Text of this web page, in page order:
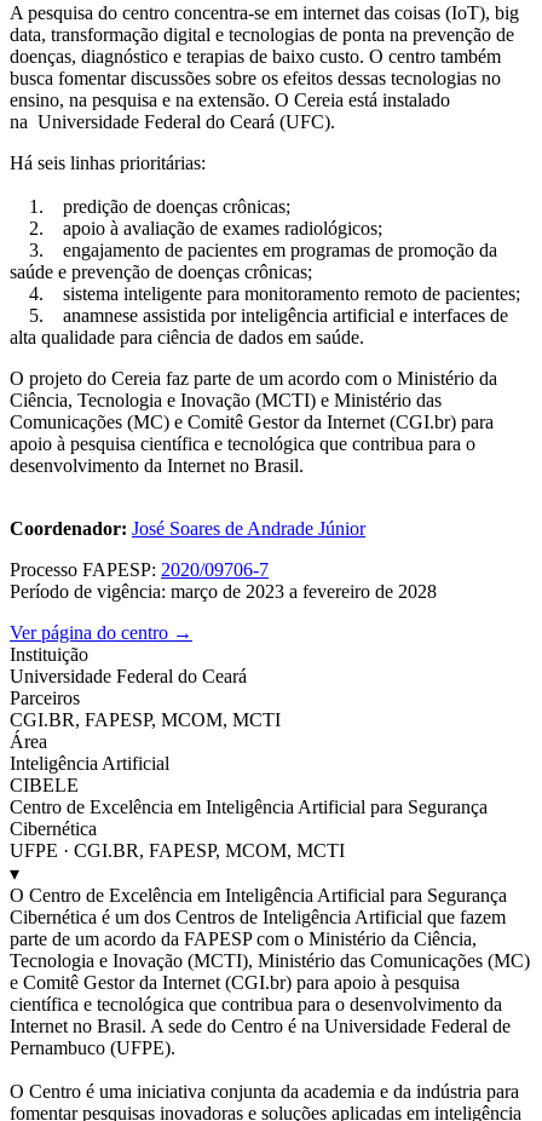
A pesquisa do centro concentra-se em internet das coisas (IoT), big
data, transformação digital e tecnologias de ponta na prevenção de
doenças, diagnóstico e terapias de baixo custo. O centro também
busca fomentar discussões sobre os efeitos dessas tecnologias no
ensino, na pesquisa e na extensão. O Cereia está instalado
na Universidade Federal do Ceará (UFC).
Há seis linhas prioritárias:
1. predição de doenças crônicas;
2. apoio à avaliação de exames radiológicos;
3. engajamento de pacientes em programas de promoção da
saúde e prevenção de doenças crônicas;
4. sistema inteligente para monitoramento remoto de pacientes;
5. anamnese assistida por inteligência artificial e interfaces de
alta qualidade para ciência de dados em saúde.
O projeto do Cereia faz parte de um acordo com o Ministério da
Ciência, Tecnologia e Inovação (MCTI) e Ministério das
Comunicações (MC) e Comitê Gestor da Internet (CGI.br) para
apoio à pesquisa científica e tecnológica que contribua para o
desenvolvimento da Internet no Brasil.
Coordenador: José Soares de Andrade Júnior
Processo FAPESP: 2020/09706-7
Período de vigência: março de 2023 a fevereiro de 2028
Ver página do centro →
Instituição
Universidade Federal do Ceará
Parceiros
CGI.BR, FAPESP, MCOM, MCTI
Área
Inteligência Artificial
CIBELE
Centro de Excelência em Inteligência Artificial para Segurança
Cibernética
UFPE · CGI.BR, FAPESP, MCOM, MCTI
▾
O Centro de Excelência em Inteligência Artificial para Segurança
Cibernética é um dos Centros de Inteligência Artificial que fazem
parte de um acordo da FAPESP com o Ministério da Ciência,
Tecnologia e Inovação (MCTI), Ministério das Comunicações (MC)
e Comitê Gestor da Internet (CGI.br) para apoio à pesquisa
científica e tecnológica que contribua para o desenvolvimento da
Internet no Brasil. A sede do Centro é na Universidade Federal de
Pernambuco (UFPE).
O Centro é uma iniciativa conjunta da academia e da indústria para
fomentar pesquisas inovadoras e soluções aplicadas em inteligência